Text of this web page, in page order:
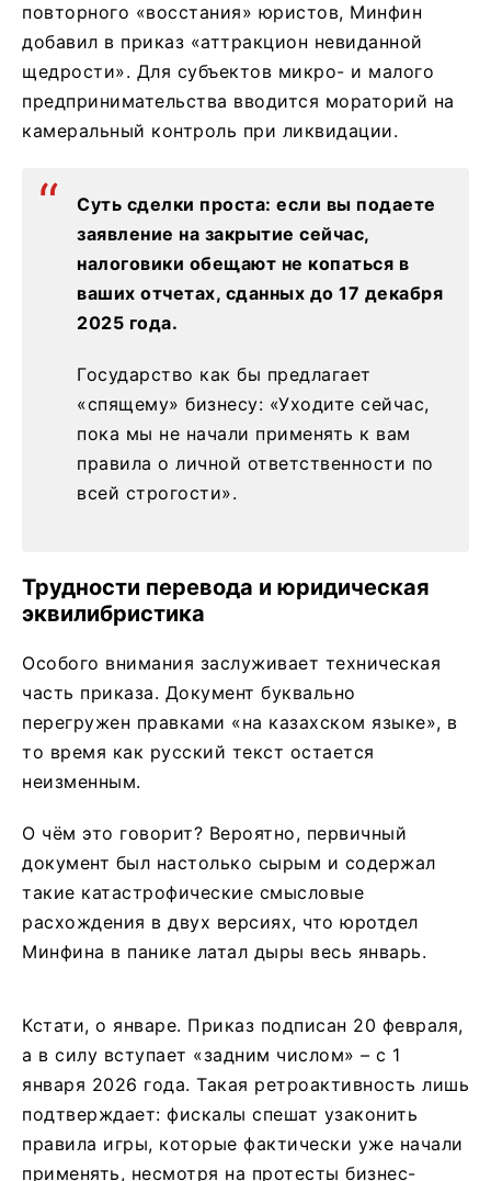
повторного «восстания» юристов, Минфин
добавил в приказ «аттракцион невиданной
щедрости». Для субъектов микро- и малого
предпринимательства вводится мораторий на
камеральный контроль при ликвидации.
Суть сделки проста: если вы подаете
заявление на закрытие сейчас,
налоговики обещают не копаться в
ваших отчетах, сданных до 17 декабря
2025 года.
Государство как бы предлагает
«спящему» бизнесу: «Уходите сейчас,
пока мы не начали применять к вам
правила о личной ответственности по
всей строгости».
Трудности перевода и юридическая
эквилибристика
Особого внимания заслуживает техническая
часть приказа. Документ буквально
перегружен правками «на казахском языке», в
то время как русский текст остается
неизменным.
О чём это говорит? Вероятно, первичный
документ был настолько сырым и содержал
такие катастрофические смысловые
расхождения в двух версиях, что юротдел
Минфина в панике латал дыры весь январь.
Кстати, о январе. Приказ подписан 20 февраля,
а в силу вступает «задним числом» – с 1
января 2026 года. Такая ретроактивность лишь
подтверждает: фискалы спешат узаконить
правила игры, которые фактически уже начали
применять, несмотря на протесты бизнес-